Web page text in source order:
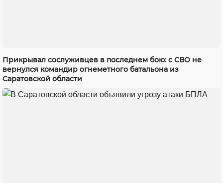
Прикрывал сослуживцев в последнем бою: с СВО не
вернулся командир огнеметного батальона из
Саратовской области